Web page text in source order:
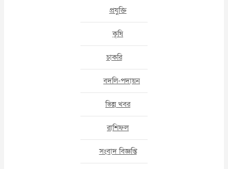
প্রযুক্তি
কৃষি
চাকরি
বদলি-পদায়ন
ভিন্ন খবর
রাশিফল
সংবাদ বিজ্ঞপ্তি